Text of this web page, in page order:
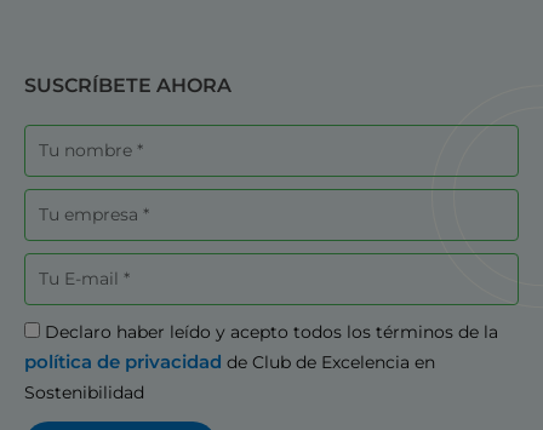
SUSCRÍBETE AHORA
Nombre
Empresa
Correo
electrónico
Aceptación
Declaro haber leído y acepto todos los términos de la
política de privacidad de Club de Excelencia en
Sostenibilidad